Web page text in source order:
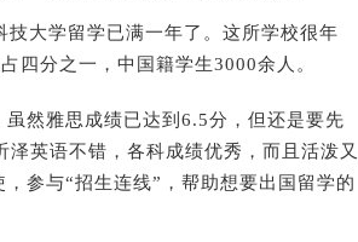
大学留学已满一年了。这所学校很年
四分之一，中国籍学生3000余人。
然雅思成绩已达到6.5分，但还是要先
英语不错，各科成绩优秀，而且活泼又
参与“招生连线”，帮助想要出国留学的